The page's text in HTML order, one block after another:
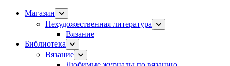
Магазин
Нехудожественная литература
Вязание
Библиотека
Вязание